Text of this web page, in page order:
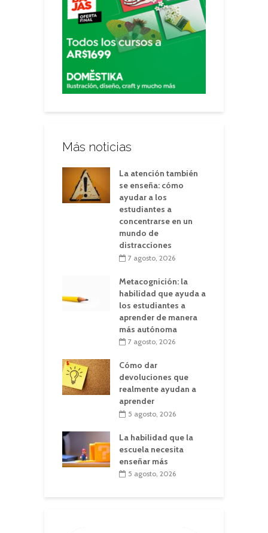
Más noticias
La atención también
se enseña: cómo
ayudar a los
estudiantes a
concentrarse en un
mundo de
distracciones
7 agosto, 2026
Metacognición: la
habilidad que ayuda a
los estudiantes a
aprender de manera
más autónoma
7 agosto, 2026
Cómo dar
devoluciones que
realmente ayudan a
aprender
5 agosto, 2026
La habilidad que la
escuela necesita
enseñar más
5 agosto, 2026